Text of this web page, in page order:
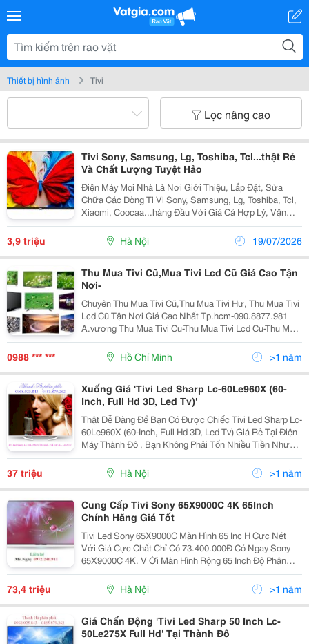
Thiết bị hình ảnh Tivi
Lọc nâng cao
Tivi Sony, Samsung, Lg, Toshiba, Tcl...thật Rẻ
Và Chất Lượng Tuyệt Hảo
Điện Máy Mọi Nhà Là Nơi Giới Thiệu, Lắp Đặt, Sửa
Chữa Các Dòng Ti Vi Sony, Samsung, Lg, Toshiba, Tcl,
Xiaomi, Coocaa...hàng Đầu Với Giá Cả Hợp Lý, Vận
Chuyển Nhanh Chóng, Mang Đến Cho Khách Hàng Sự
Hài Lòng Nhất. Google Tivi Qled Tcl Ai Fhd 32...
3,9 triệu Hà Nội 19/07/2026
Thu Mua Tivi Cũ,Mua Tivi Lcd Cũ Giá Cao Tận
Nơi-
Chuyên Thu Mua Tivi Cũ,Thu Mua Tivi Hư, Thu Mua Tivi
Lcd Cũ Tận Nơi Giá Cao Nhất Tp.hcm-090.8877.981
A.vương Thu Mua Tivi Cu-Thu Mua Tivi Lcd Cu-Thu Mua
Tivi Led Cu-Mua Tivi Cu Gia Cao Tivi Lcd Ngày Nay
Dường Như Là 1 Nhu Cầu Công Nghệ Cấp
0988 *** *** Hồ Chí Minh >1 năm
Xuống Giá 'Tivi Led Sharp Lc-60Le960X (60-
Inch, Full Hd 3D, Led Tv)'
Thật Dễ Dàng Để Bạn Có Được Chiếc Tivi Led Sharp Lc-
60Le960X (60-Inch, Full Hd 3D, Led Tv) Giá Rẻ Tại Điện
Máy Thành Đô , Bạn Không Phải Tốn Nhiều Tiền Nhưng
Vẫn Có Thể Sở Hữu Chiếc Tivi Hiện Đại Đang Hot Trên
Thị Trường Hiện Nay. Hãy Nhanh Chân Đến
37 triệu Hà Nội >1 năm
Cung Cấp Tivi Sony 65X9000C 4K 65Inch
Chính Hãng Giá Tốt
Tivi Led Sony 65X9000C Màn Hình 65 Inc H Cực Nét
Với Giá Cực Chất Chỉ Có 73.400.000Đ Có Ngay Sony
65X9000C 4K. V Ới Màn Hình Rộng 65 Inch Độ Phân
Giải Ultra Hd, Tivi Led 65 Inch Sony 65X9000C Cho Khả
Năng Hiển Thị Hình Ảnh Cực Nét Và Rõ Ràng. Bộ X
73,4 triệu Hà Nội >1 năm
Giá Chấn Động 'Tivi Led Sharp 50 Inch Lc-
50Le275X Full Hd' Tại Thành Đô